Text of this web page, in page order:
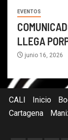
EVENTOS
LLEGA
junio 16, 2026
CALI Inicio
Cartagena